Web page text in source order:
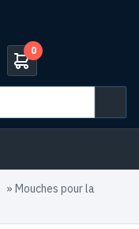
0
» Mouches pour la